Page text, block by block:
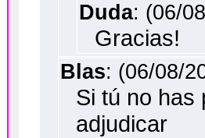
Duda: (06/
Gracias!
Blas: (06/08/
Si tú no has
adjudicar